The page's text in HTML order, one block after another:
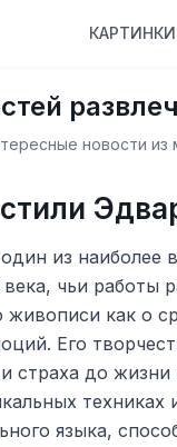
КАРТИНКИ
новости из
из наиболее
чьи работы
живописи как о
Его
страха до жизни
техниках
языка,